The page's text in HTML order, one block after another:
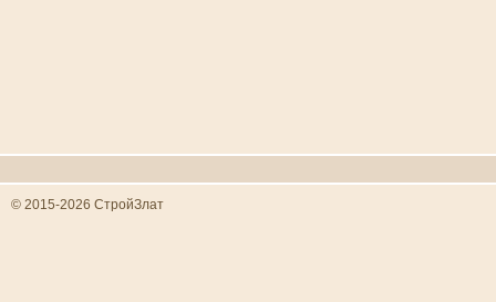
© 2015-2026 СтройЗлат